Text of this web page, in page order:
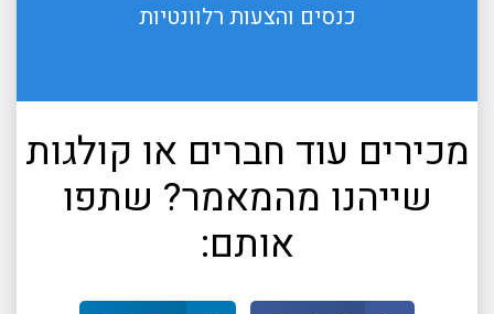
כנסים והצעות רלוונטיות
מכירים עוד חברים או קולגות
שייהנו מהמאמר? שתפו
אותם: